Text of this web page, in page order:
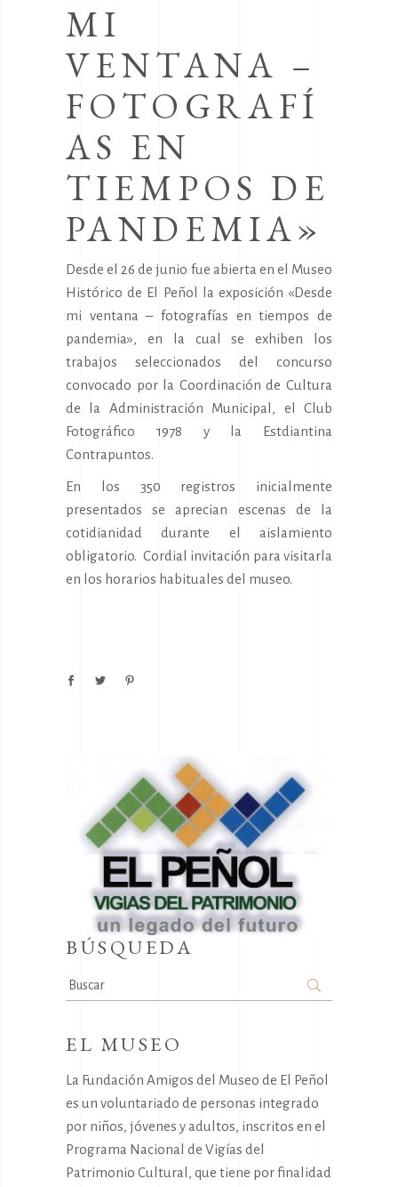
MI
VENTANA –
FOTOGRAFÍ
AS EN
TIEMPOS DE
PANDEMIA»
Desde el 26 de junio fue abierta en el Museo
Histórico de El Peñol la exposición «Desde
mi ventana – fotografías en tiempos de
pandemia», en la cual se exhiben los
trabajos seleccionados del concurso
convocado por la Coordinación de Cultura
de la Administración Municipal, el Club
Fotográfico 1978 y la Estdiantina
Contrapuntos.
En los 350 registros inicialmente
presentados se aprecian escenas de la
cotidianidad durante el aislamiento
obligatorio. Cordial invitación para visitarla
en los horarios habituales del museo.
BÚSQUEDA
Search
for:
EL MUSEO
La Fundación Amigos del Museo de El Peñol
es un voluntariado de personas integrado
por niños, jóvenes y adultos, inscritos en el
Programa Nacional de Vigías del
Patrimonio Cultural, que tiene por finalidad